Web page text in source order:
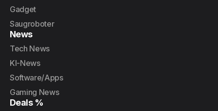
Gadget
Saugroboter
News
Tech News
KI-News
Software/Apps
Gaming News
Deals %